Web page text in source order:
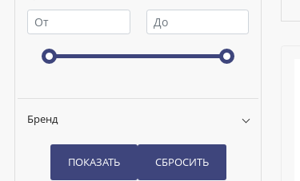
Бренд